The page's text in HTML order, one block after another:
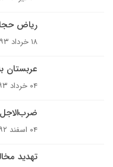
ریاض
۱۸ خرداد ۱۳۹۳
عربستان
۰۴ خرداد ۱۳۹۳
ضرب‌الاجل
۰۴ اسفند ۱۳۹۲
تهدید